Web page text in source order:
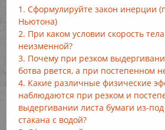
1. Сформулируйте закон инерции
Ньютона)
2. При каком условии скорость тела
неизменной?
3. Почему при резком
ботва рвется, а при постепенном
4. Какие различные физические
наблюдаются при резком и
выдергивании листа бумаги из-
стакана с водой?